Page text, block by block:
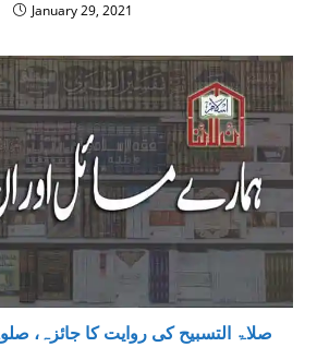
January 29, 2021
صلاۃ التسبیح کی روایت کا جائزہ،